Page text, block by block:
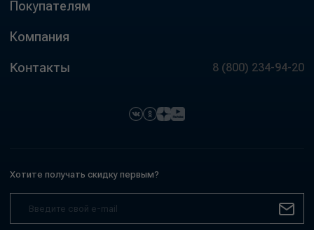
Покупателям
Компания
Контакты 8 (800) 234-94-20
Хотите получать скидку первым?